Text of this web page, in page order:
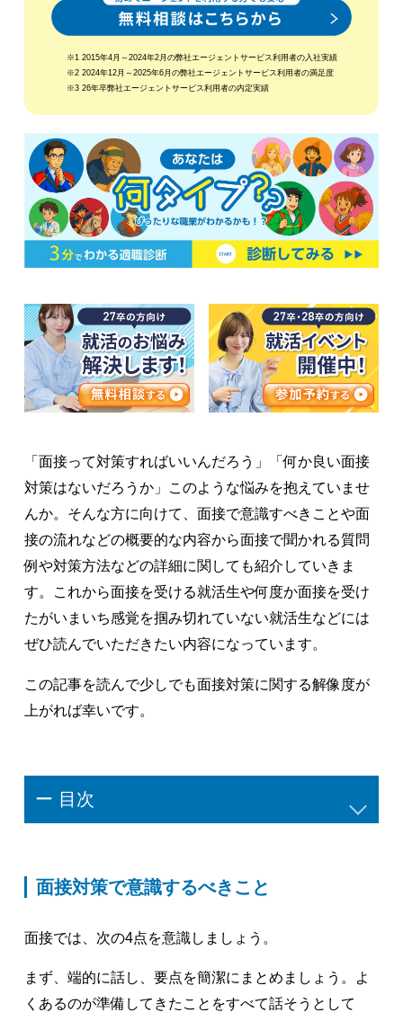
※1 2015年4月～2024年2月の弊社エージェントサービス利用者の入社実績
※2 2024年12月～2025年6月の弊社エージェントサービス利用者の満足度
※3 26年卒弊社エージェントサービス利用者の内定実績
「面接って対策すればいいんだろう」「何か良い面接
対策はないだろうか」このような悩みを抱えていませ
んか。そんな方に向けて、面接で意識すべきことや面
接の流れなどの概要的な内容から面接で聞かれる質問
例や対策方法などの詳細に関しても紹介していきま
す。これから面接を受ける就活生や何度か面接を受け
たがいまいち感覚を掴み切れていない就活生などには
ぜひ読んでいただきたい内容になっています。
この記事を読んで少しでも面接対策に関する解像度が
上がれば幸いです。
ー 目次
面接対策で意識するべきこと
面接では、次の4点を意識しましょう。
まず、端的に話し、要点を簡潔にまとめましょう。よ
くあるのが準備してきたことをすべて話そうとして